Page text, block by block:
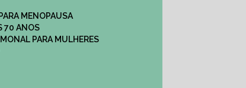
MENOPAUSA
70 ANOS
PARA MULHERES